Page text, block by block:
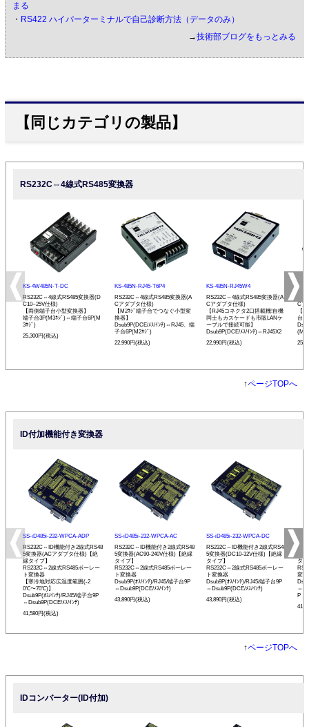
まる
・ RS422 ハイパーターミナルで自己診断方法（データのみ）
→技術部ブログをもっとみる
【同じカテゴリの製品】
RS232C⇔4線式RS485変換器
KS-4W485N-T-DC
RS232C⇔4線式RS485変換器(D
C10~25V仕様)
【両側端子台小型変換器】
端子台3P(M3ﾈｼﾞ)⇔端子台6P(M
3ﾈｼﾞ)
25,300円(税込)
KS-485N-RJ45-T6P4
RS232C⇔4線式RS485変換器(A
Cアダプタ仕様)
【M2ﾈｼﾞ端子台でつなぐ小型変
換器】
Dsub9P(DCE/ﾒｽ/ｲﾝﾁ)⇔RJ45、端
子台6P(M2ﾈｼﾞ)
22,990円(税込)
KS-485N-RJ45W4
RS232C⇔4線式RS485変換器(A
Cアダプタ仕様)
【RJ45コネクタ2口搭載機!自機
同士もカスケードも市販LANケ
ーブルで接続可能】
Dsub9P(DCE/ﾒｽ/ｲﾝﾁ)⇔RJ45X2
22,990円(税込)
KS-
Cア
【
台
(M3
↑ページTOPへ
ID付加機能付き変換器
SS-iD485i-232-WPCA-ADP
RS232C⇔ID機能付き2線式RS48
5変換器(ACアダプタ仕様)【絶
縁タイプ】
RS232C⇔2線式RS485ボーレー
ト変換器
【寒冷地対応広温度範囲(-2
0℃〜70℃)】
Dsub9P(ｵｽ/ｲﾝﾁ)/RJ45/端子台9P
⇔Dsub9P(DCE/ﾒｽ/ｲﾝﾁ)
41,580円(税込)
SS-iD485i-232-WPCA-AC
RS232C⇔ID機能付き2線式RS48
5変換器(AC90-240V仕様)【絶縁
タイプ】
RS232C⇔2線式RS485ボーレー
ト変換器
Dsub9P(ｵｽ/ｲﾝﾁ)/RJ45/端子台9P
⇔Dsub9P(DCE/ﾒｽ/ｲﾝﾁ)
43,890円(税込)
SS-iD485i-232-WPCA-DC
RS232C⇔ID機能付き2線式RS48
5変換器(DC10-32V仕様)【絶縁
タイプ】
RS232C⇔2線式RS485ボーレー
ト変換器
Dsub9P(ｵｽ/ｲﾝﾁ)/RJ45/端子台9P
⇔Dsub9P(DCE/ﾒｽ/ｲﾝﾁ)
43,890円(税込)
タ
変
P
↑ページTOPへ
IDコンバーター(ID付加)